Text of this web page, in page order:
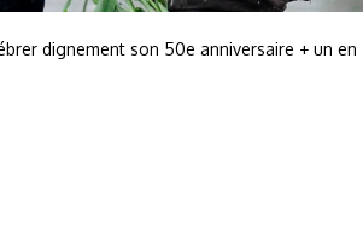
dignement son 50e anniversaire + un en